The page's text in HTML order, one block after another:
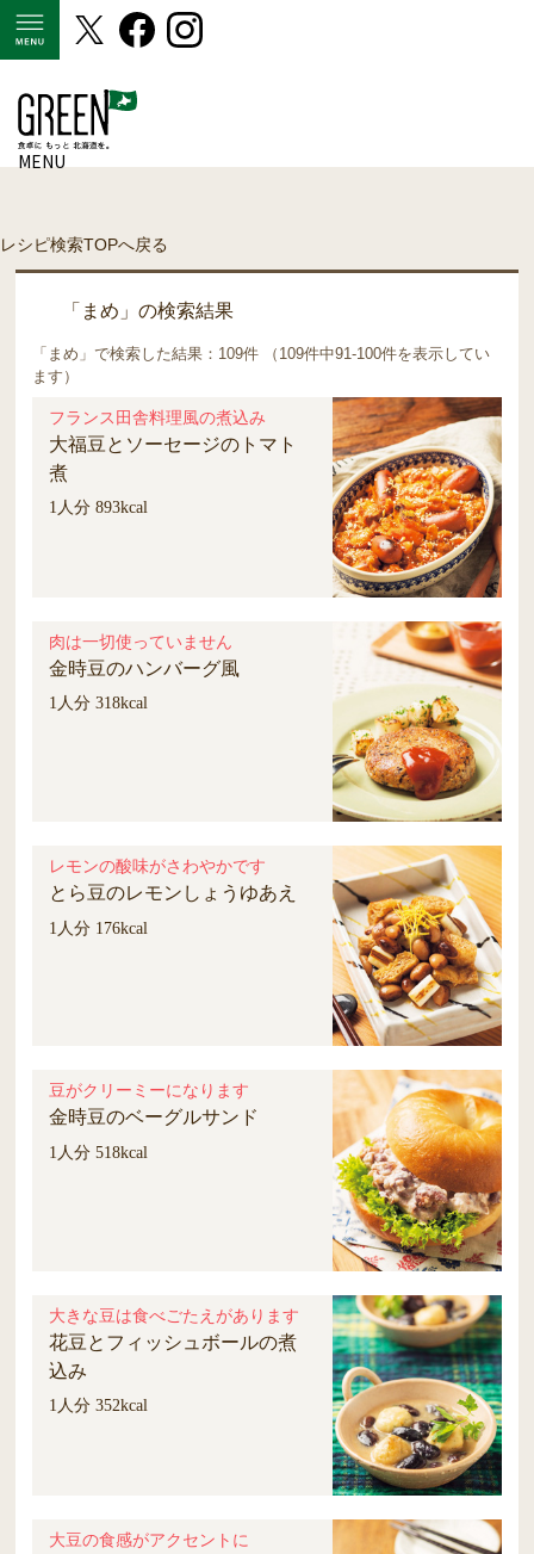
MENU
レシピ検索TOPへ戻る
「まめ」の検索結果
「まめ」で検索した結果：109件 （109件中91-100件を表示してい
ます）
フランス田舎料理風の煮込み
大福豆とソーセージのトマト
煮
1人分 893kcal
肉は一切使っていません
金時豆のハンバーグ風
1人分 318kcal
レモンの酸味がさわやかです
とら豆のレモンしょうゆあえ
1人分 176kcal
豆がクリーミーになります
金時豆のベーグルサンド
1人分 518kcal
大きな豆は食べごたえがあります
花豆とフィッシュボールの煮
込み
1人分 352kcal
大豆の食感がアクセントに